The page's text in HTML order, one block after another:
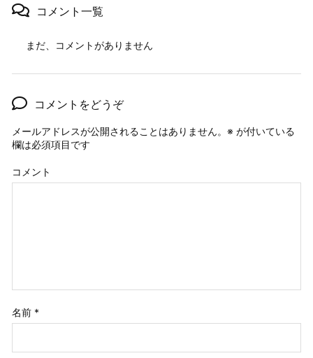
コメント一覧
まだ、コメントがありません
コメントをどうぞ
メールアドレスが公開されることはありません。 ※ が付いている
欄は必須項目です
コメント
名前 *